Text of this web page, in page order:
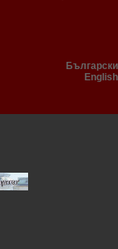
Български
English